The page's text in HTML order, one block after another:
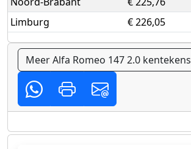
Limburg
€ 226,05
Meer Alfa Romeo 147 2.0 kentekens